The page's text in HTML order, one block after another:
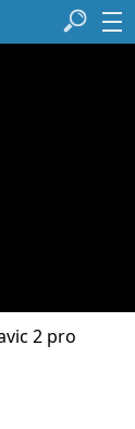
2 pro